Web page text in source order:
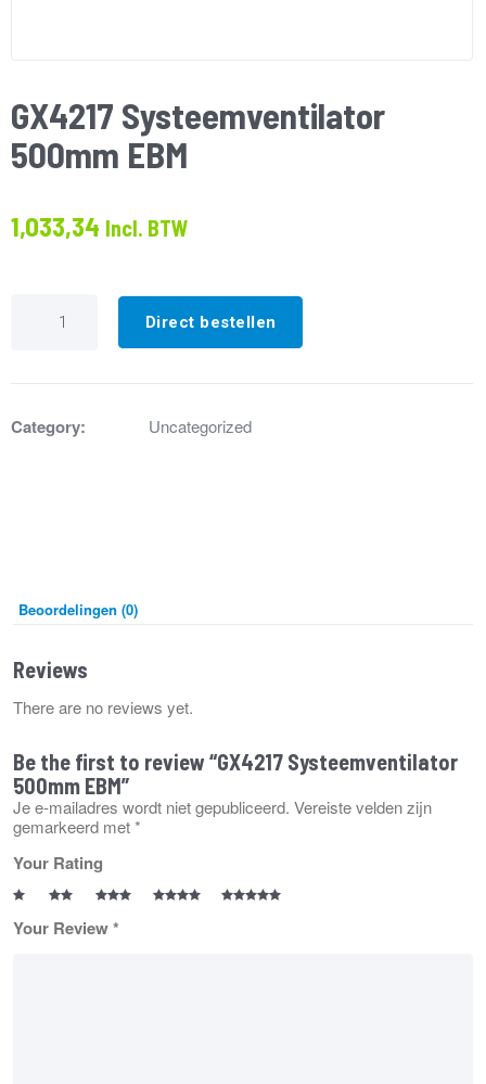
GX4217 Systeemventilator
500mm EBM
1,033,34 Incl. BTW
Systeemventilator
Direct bestellen
Category: Uncategorized
Beoordelingen (0)
Reviews
There are no reviews yet.
Be the first to review “GX4217 Systeemventilator
500mm EBM”
Je e-mailadres wordt niet gepubliceerd. Vereiste velden zijn
gemarkeerd met*
Your Rating
Your Review*